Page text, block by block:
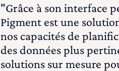
"Grâce à son interface
Pigment est une
nos capacités de
des données plus
solutions sur mesure